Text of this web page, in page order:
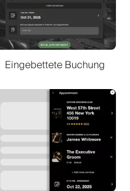
Eingebettete Buchung